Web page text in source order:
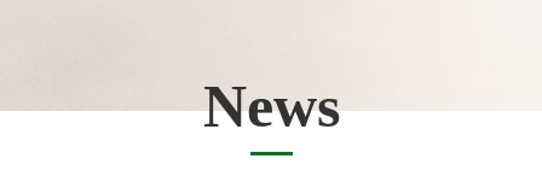
News